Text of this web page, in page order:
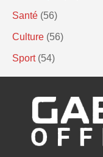
Santé (56)
Culture (56)
Sport (54)